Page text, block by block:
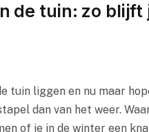
de tuin: zo blijft
tuin liggen en nu maar
dan van het weer.
of je in de winter een